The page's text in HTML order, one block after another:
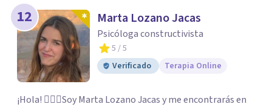
12 Marta Lozano Jacas
Psicóloga constructivista
5 / 5
Verificado
Terapia Online
¡Hola! 🙋🏼‍♀️Soy Marta Lozano Jacas y me encontrarás en